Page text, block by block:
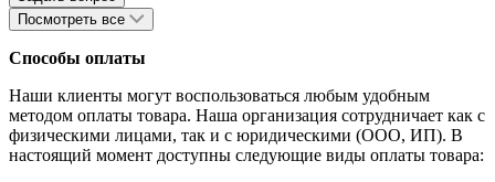
Посмотреть все
Способы оплаты
Наши клиенты могут воспользоваться любым удобным
методом оплаты товара. Наша организация сотрудничает как с
физическими лицами, так и с юридическими (ООО, ИП). В
настоящий момент доступны следующие виды оплаты товара: